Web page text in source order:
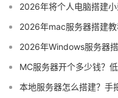
2026年将个人电脑搭建
2026年mac服务器搭建
2026年Windows服务器
MC服务器开个多少钱？
本地服务器怎么搭建？手